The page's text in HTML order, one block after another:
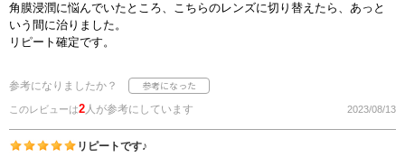
角膜浸潤に悩んでいたところ、こちらのレンズに切り替えたら、あっと
いう間に治りました。
リピート確定です。
参考になりましたか？
このレビューは2人が参考にしています 2023/08/13
リピートです♪